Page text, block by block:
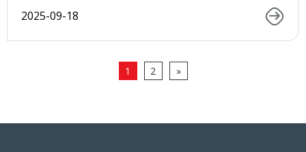
2025-09-18
1 2 »